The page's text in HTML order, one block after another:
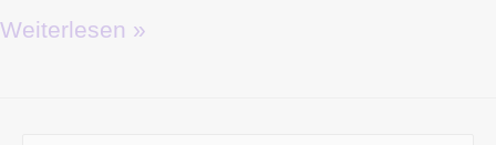
Weiterlesen »